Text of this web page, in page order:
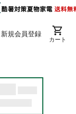
規会員登録
カート